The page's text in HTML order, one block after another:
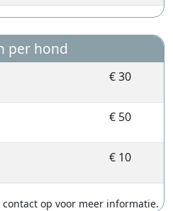
per hond
€ 30
€ 50
€ 10
op voor meer informatie.